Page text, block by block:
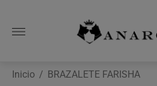
de
la
Inicio / BRAZALETE FARISHA